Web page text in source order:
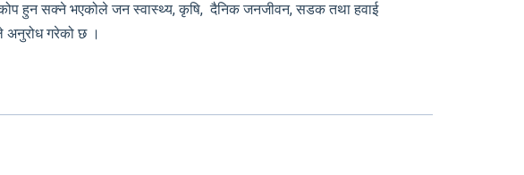
हुन सक्ने भएकोले जन स्वास्थ्य, कृषि, दैनिक जनजीवन, सडक तथा हवाई
अनुरोध गरेको छ ।